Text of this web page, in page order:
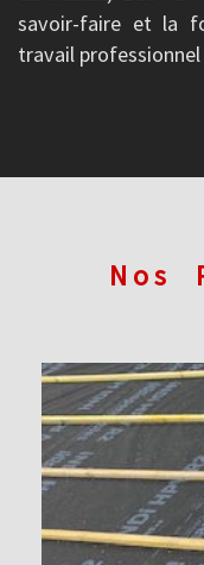
savoir-faire et la
travail
Nos